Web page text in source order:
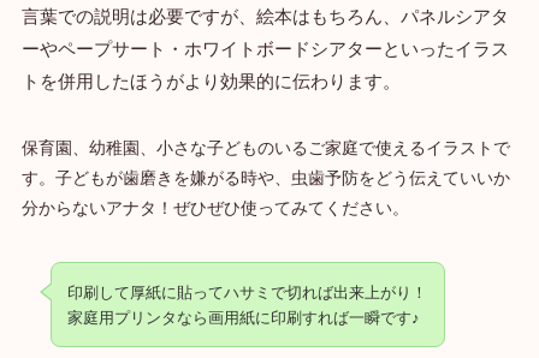
言葉での説明は必要ですが、絵本はもちろん、パネルシアタ
ーやペープサート・ホワイトボードシアターといったイラス
トを併用したほうがより効果的に伝わります。
保育園、幼稚園、小さな子どものいるご家庭で使えるイラストで
す。子どもが歯磨きを嫌がる時や、虫歯予防をどう伝えていいか
分からないアナタ！ぜひぜひ使ってみてください。
印刷して厚紙に貼ってハサミで切れば出来上がり！
家庭用プリンタなら画用紙に印刷すれば一瞬です♪